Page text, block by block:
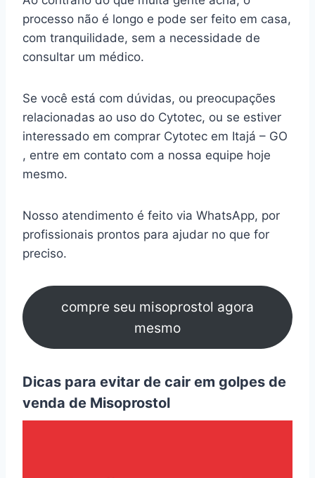
processo não é longo e pode ser feito em casa,
com tranquilidade, sem a necessidade de
consultar um médico.
Se você está com dúvidas, ou preocupações
relacionadas ao uso do Cytotec, ou se estiver
interessado em comprar Cytotec em Itajá – GO
, entre em contato com a nossa equipe hoje
mesmo.
Nosso atendimento é feito via WhatsApp, por
profissionais prontos para ajudar no que for
preciso.
compre seu misoprostol agora
mesmo
Dicas para evitar de cair em golpes de
venda de Misoprostol